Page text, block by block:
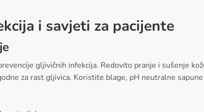
i savjeti za pacijente
gljivičnih infekcija. Redovito pranje i sušenje
za rast gljivica. Koristite blage, pH neutralne